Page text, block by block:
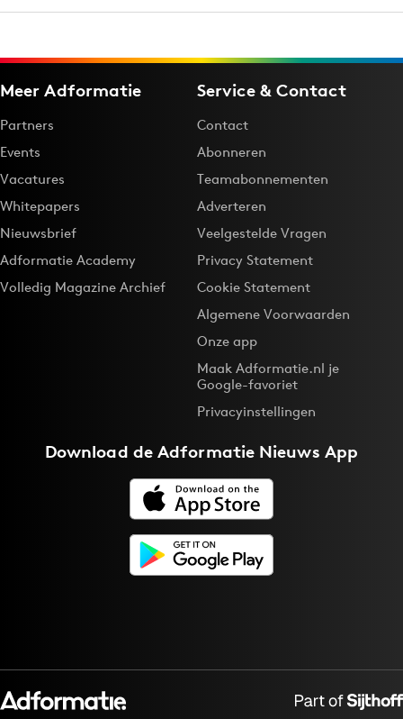
Meer Adformatie
Partners
Events
Vacatures
Whitepapers
Nieuwsbrief
Adformatie Academy
Volledig Magazine Archief
Service & Contact
Contact
Abonneren
Teamabonnementen
Adverteren
Veelgestelde Vragen
Privacy Statement
Cookie Statement
Algemene Voorwaarden
Onze app
Maak Adformatie.nl je
Google-favoriet
Privacyinstellingen
Download deAdformatie Nieuws App